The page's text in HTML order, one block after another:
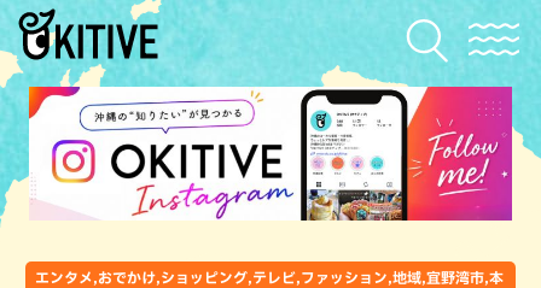
エンタメ,おでかけ,ショッピング,テレビ,ファッション,地域,宜野湾市,本